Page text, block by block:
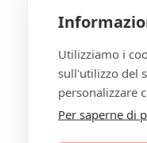
Utilizziamo i
sull'utilizzo del
personalizzare
Per saperne di